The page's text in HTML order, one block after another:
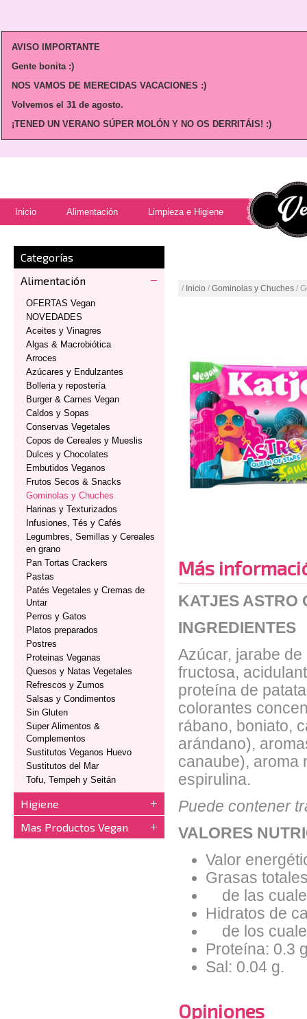
AVISO IMPORTANTE
Gente bonita :)
NOS VAMOS DE MERECIDAS VACACIONES :)
Volvemos el 31 de agosto.
¡TENED UN VERANO SÚPER MOLÓN Y NO OS DERRITÁIS! :)
Inicio Alimentación Limpieza e Higiene
Categorías
Alimentación
OFERTAS Vegan
NOVEDADES
Aceites y Vinagres
Algas & Macrobiótica
Arroces
Azúcares y Endulzantes
Bolleria y repostería
Burger & Carnes Vegan
Caldos y Sopas
Conservas Vegetales
Copos de Cereales y Mueslis
Dulces y Chocolates
Embutidos Veganos
Frutos Secos & Snacks
Gominolas y Chuches
Harinas y Texturizados
Infusiones, Tés y Cafés
Legumbres, Semillas y Cereales
en grano
Pan Tortas Crackers
Pastas
Patés Vegetales y Cremas de
Untar
Perros y Gatos
Platos preparados
Postres
Proteinas Veganas
Quesos y Natas Vegetales
Refrescos y Zumos
Salsas y Condimentos
Sin Gluten
Super Alimentos &
Complementos
Sustitutos Veganos Huevo
Sustitutos del Mar
Tofu, Tempeh y Seitán
Higiene
Mas Productos Vegan
/ Inicio / Gominolas y Chuches /
Más
KATJES ASTRO
INGREDIENTES
Azúcar, jarabe
fructosa,
proteína de
colorantes
rábano, boniato,
arándano),
canaube), aroma
espirulina.
Puede contener
VALORES
Valor
Grasas
de las
Hidratos de
de los
Proteína: 0.3
Sal: 0.04 g.
Opiniones